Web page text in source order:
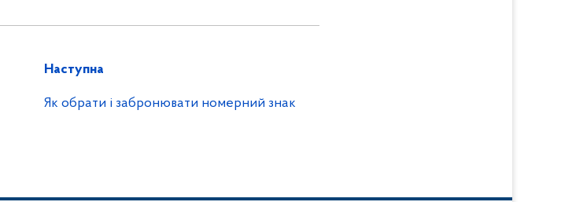
Наступна
Як обрати і забронювати номерний знак